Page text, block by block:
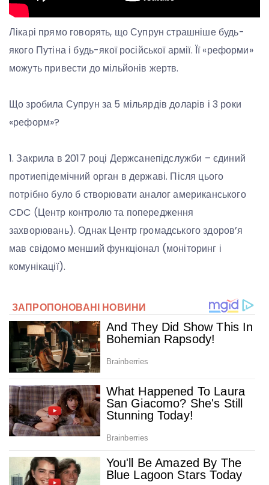
Лікарі прямо говорять, що Супрун страшніше будь-
якого Путіна і будь-якої російської армії. Її «реформи»
можуть привести до мільйонів жертв.
Що зробила Супрун за 5 мільярдів доларів і 3 роки
«реформ»?
1. Закрила в 2017 році Держсанепідслужби – єдиний
протиепідемічний орган в державі. Після цього
потрібно було б створювати аналог американського
CDC (Центр контролю та попередження
захворювань). Однак Центр громадського здоров’я
мав свідомо менший функціонал (моніторинг і
комунікації).